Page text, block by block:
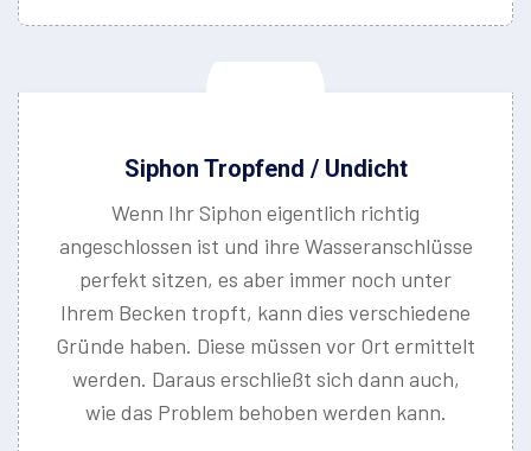
Siphon Tropfend / Undicht
Wenn Ihr Siphon eigentlich richtig
angeschlossen ist und ihre Wasseranschlüsse
perfekt sitzen, es aber immer noch unter
Ihrem Becken tropft, kann dies verschiedene
Gründe haben. Diese müssen vor Ort ermittelt
werden. Daraus erschließt sich dann auch,
wie das Problem behoben werden kann.